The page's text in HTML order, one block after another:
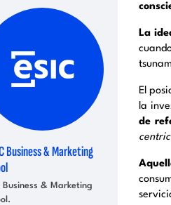
Business & Marketing
Business & Marketing
La
El
la
de
centric